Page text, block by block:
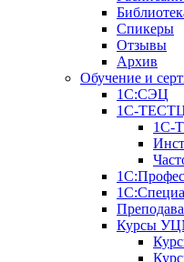
Спикеры
Отзывы
Архив
Обучение и
1С:СЭЦ
1С-
1С-
Курсы